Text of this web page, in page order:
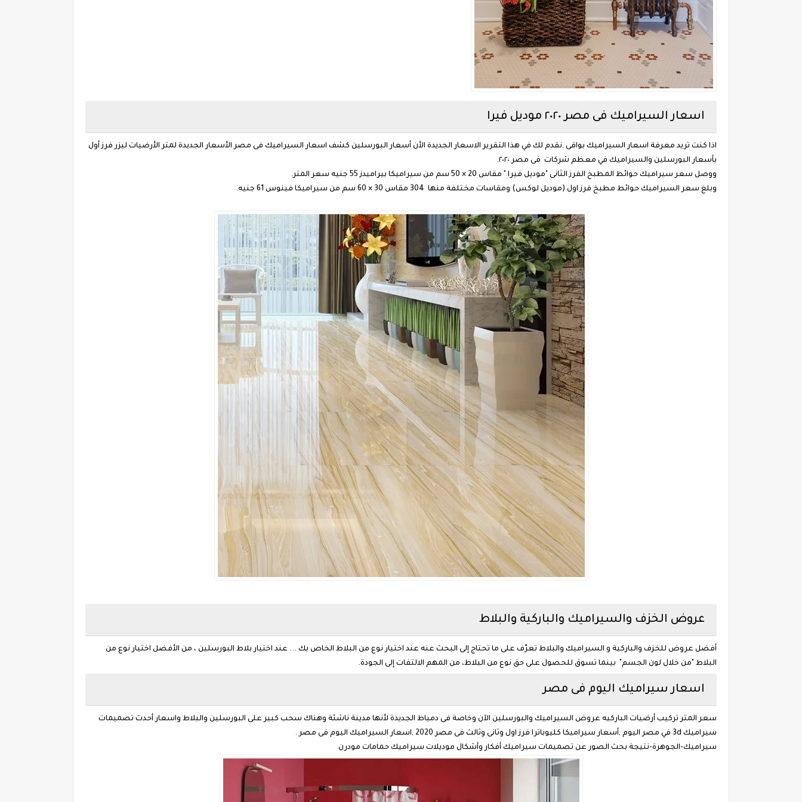
اسعار السيراميك فى مصر ٢٠٢٠ موديل فيرا
اذا كنت تريد معرفة اسعار السيراميك بواقى ,نقدم لك في هذا التقرير الاسعار الجديدة الأن أسعار البورسلين كشف اسعار السيراميك فى مصر الأسعار الجديدة لمتر الأرضيات ليزر فرز أول
بأسعار البورسلين والسيراميك في معظم شركات فى مصر ٢٠٢٠.
ووصل سعر سيراميك حوائط المطبخ الفرز الثانى "موديل فيرا " مقاس 20 × 50 سم من سيراميكا بيراميدز 55 جنيه سعر المتر.
وبلغ سعر السيراميك حوائط مطبخ فرز اول (موديل لوكس) ومقاسات مختلفة منها 304 مقاس 30 × 60 سم من سيراميكا فينوس 61 جنيه.
عروض الخزف والسيراميك والباركية والبلاط
أفضل عروض للخزف والباركية و السيراميك والبلاط تعرّف على ما تحتاج إلى البحث عنه عند اختيار نوع من البلاط الخاص بك ... عند اختيار بلاط البورسلين ، من الأفضل اختيار نوع من
البلاط "من خلال لون الجسم" بينما تسوق للحصول على حق نوع من البلاط، من المهم الالتفات إلى الجودة.
اسعار سيراميك اليوم فى مصر
سعر المتر تركيب أرضيات الباركيه عروض السيراميك والبورسلين الآن وخاصة فى دمياط الجديدة لأنها مدينة ناشئة وهناك سحب كبير على البورسلين والبلاط واسعار أحدث تصميمات
سيراميك 3d في مصر اليوم ,أسعار سيراميكا كليوباترا فرز اول وثانى وثالث فى مصر 2020 ,اسعار السيراميك اليوم فى مصر .
سيراميك-الجوهرة-نتيجة بحث الصور عن تصميمات سيراميك أفكار وأشكال موديلات سيراميك حمامات مودرن